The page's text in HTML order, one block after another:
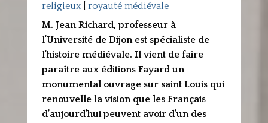
religieux| royauté médiévale
M. Jean Richard, professeur à
l’Université de Dijon est spécialiste de
l’histoire médiévale. Il vient de faire
paraître aux éditions Fayard un
monumental ouvrage sur saint Louis qui
renouvelle la vision que les Français
d’aujourd’hui peuvent avoir d’un des